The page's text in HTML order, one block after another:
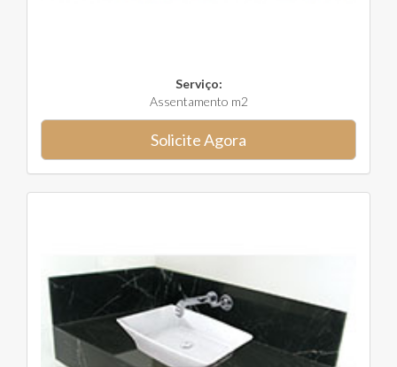
Serviço:
Assentamento m2
Solicite Agora